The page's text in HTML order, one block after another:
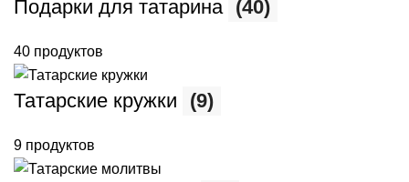
Подарки для татарина (40)
40 продуктов
Татарские кружки (9)
9 продуктов